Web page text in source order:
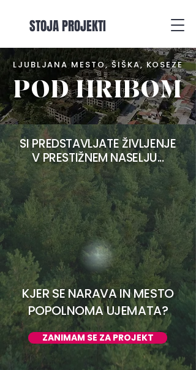
STOJA PROJEKTI
LJUBLJANA MESTO, ŠIŠKA, KOSEZE
POD HRIBOM
SI PREDSTAVLJATE ŽIVLJENJE
V PRESTIŽNEM NASELJU...
KJER SE NARAVA IN MESTO
POPOLNOMA UJEMATA?
ZANIMAM SE ZA PROJEKT